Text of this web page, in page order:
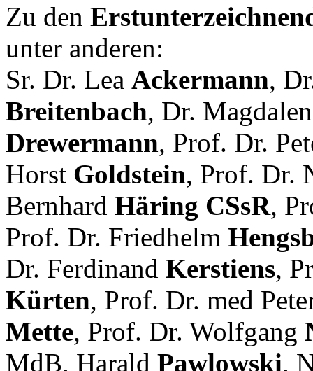
Zu den
unter anderen:
Sr. Dr. Lea Ackermann,
Breitenbach, Dr.
Drewermann, Prof. Dr.
Horst Goldstein, Prof. Dr.
Bernhard Häring CSsR,
Prof. Dr. Friedhelm
Dr. Ferdinand Kerstiens,
Kürten, Prof. Dr. med
Mette, Prof. Dr. Wolfgang
MdB, Harald Pawlowski,